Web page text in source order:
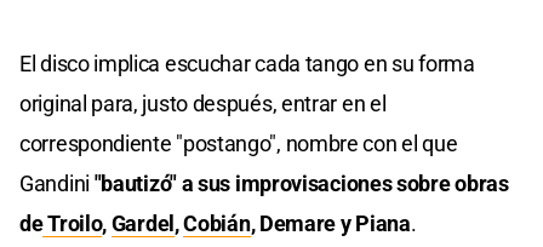
El disco implica escuchar cada tango en su forma
original para, justo después, entrar en el
correspondiente "postango", nombre con el que
Gandini "bautizó" a sus improvisaciones sobre obras
deTroilo,Gardel,Cobián, Demare y Piana.